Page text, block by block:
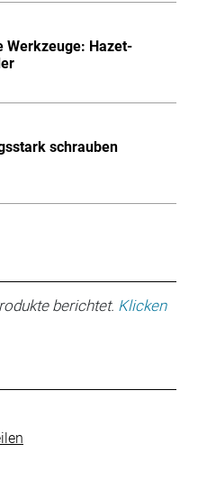
Werkzeuge: Hazet-
schrauben
berichtet. Klicken